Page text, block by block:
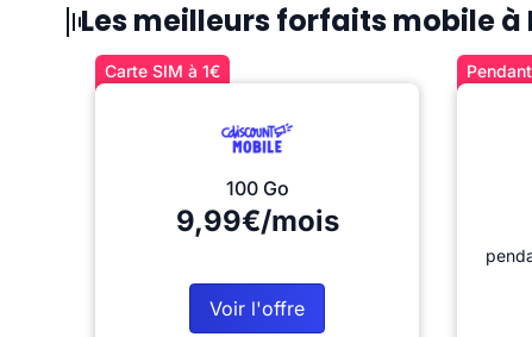
Les meilleurs forfaits mobile à
Carte SIM à 1€
100 Go
9,99€/mois
Voir l'offre